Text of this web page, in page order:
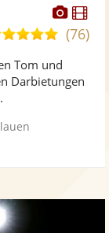
5,0
5
Sternen
(76)
Tom und
Darbietungen